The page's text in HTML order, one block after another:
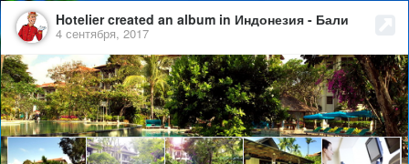
Hotelier created an album in Индонезия - Бали
4 сентября, 2017